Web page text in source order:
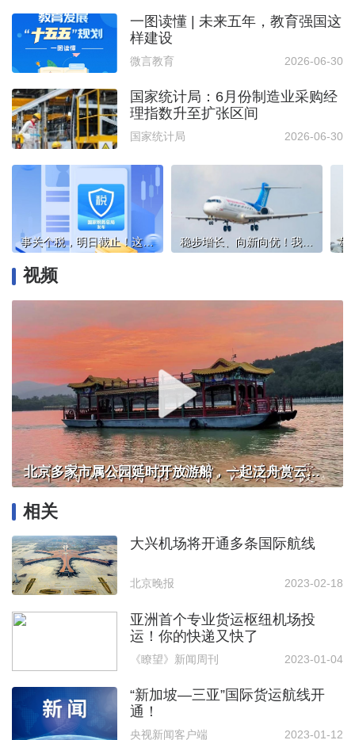
一图读懂 | 未来五年，教育强国这
样建设
微言教育 2026-06-30
国家统计局：6月份制造业采购经
理指数升至扩张区间
国家统计局 2026-06-30
事关个税，明日截止！这两种情况要重点留意 稳步增长、向新向优！我国多领域发布亮眼“成绩单”
视频
北京多家市属公园延时开放游船，一起泛舟赏云霞！
相关
大兴机场将开通多条国际航线
北京晚报 2023-02-18
亚洲首个专业货运枢纽机场投
运！你的快递又快了
《瞭望》新闻周刊 2023-01-04
“新加坡—三亚”国际货运航线开
通！
央视新闻客户端 2023-01-12